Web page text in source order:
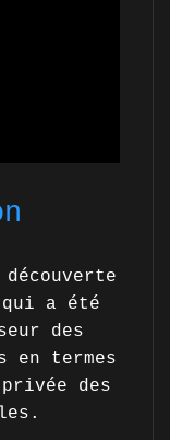
qui a été
des
en termes
des